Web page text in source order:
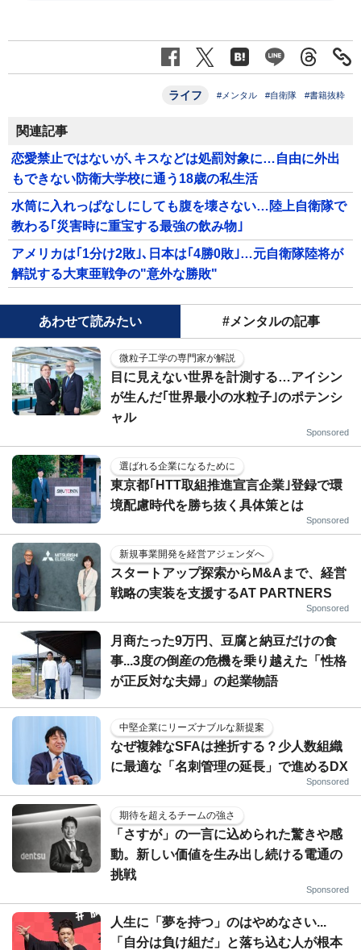
ライフ #メンタル #自衛隊 #書籍抜粋
関連記事
恋愛禁止ではないが､キスなどは処罰対象に…自由に外出
もできない防衛大学校に通う18歳の私生活
水筒に入れっぱなしにしても腹を壊さない…陸上自衛隊で
教わる｢災害時に重宝する最強の飲み物｣
アメリカは｢1分け2敗｣､日本は｢4勝0敗｣…元自衛隊陸将が
解説する大東亜戦争の"意外な勝敗"
あわせて読みたい #メンタルの記事
微粒子工学の専門家が解説
目に見えない世界を計測する…アイシン
が生んだ｢世界最小の水粒子｣のポテンシ
ャル
Sponsored
選ばれる企業になるために
東京都｢HTT取組推進宣言企業｣登録で環
境配慮時代を勝ち抜く具体策とは
Sponsored
新規事業開発を経営アジェンダへ
スタートアップ探索からM&Aまで、経営
戦略の実装を支援するAT PARTNERS
Sponsored
月商たった9万円、豆腐と納豆だけの食
事...3度の倒産の危機を乗り越えた「性格
が正反対な夫婦」の起業物語
中堅企業にリーズナブルな新提案
なぜ複雑なSFAは挫折する？少人数組織
に最適な「名刺管理の延長」で進めるDX
Sponsored
期待を超えるチームの強さ
「さすが」の一言に込められた驚きや感
動。新しい価値を生み出し続ける電通の
挑戦
Sponsored
人生に「夢を持つ」のはやめなさい...
「自分は負け組だ」と落ち込む人が根本